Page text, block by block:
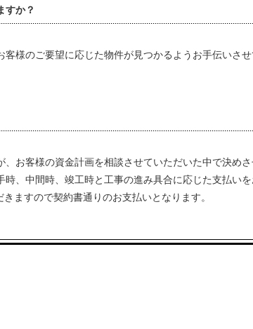
すか？
様のご要望に応じた物件が見つかるようお手伝いさせ
お客様の資金計画を相談させていただいた中で決めさ
、中間時、竣工時と工事の進み具合に応じた支払いを
ますので契約書通りのお支払いとなります。